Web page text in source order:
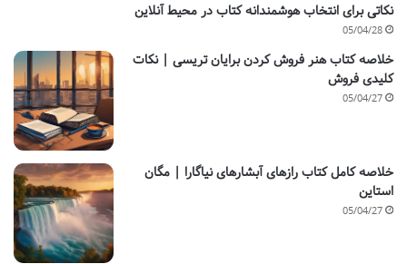
نکاتی برای انتخاب هوشمندانه کتاب در محیط آنلاین
05/04/28
خلاصه کتاب هنر فروش کردن برایان تریسی | نکات
کلیدی فروش
05/04/27
خلاصه کامل کتاب رازهای آبشارهای نیاگارا | مگان
استاین
05/04/27